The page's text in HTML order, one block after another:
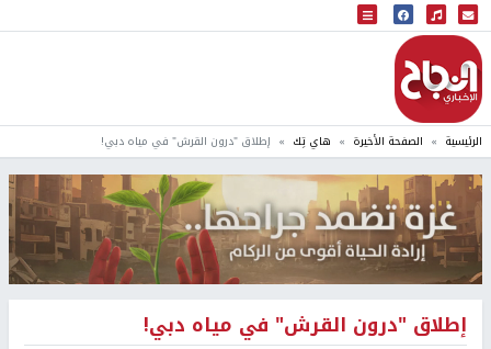
البث المباشر
إذاعة النجاح
الرئيسية الصفحة الأخيرة هاي تِك إطلاق "درون القرش" في مياه دبي!
إطلاق "درون القرش" في مياه دبي!